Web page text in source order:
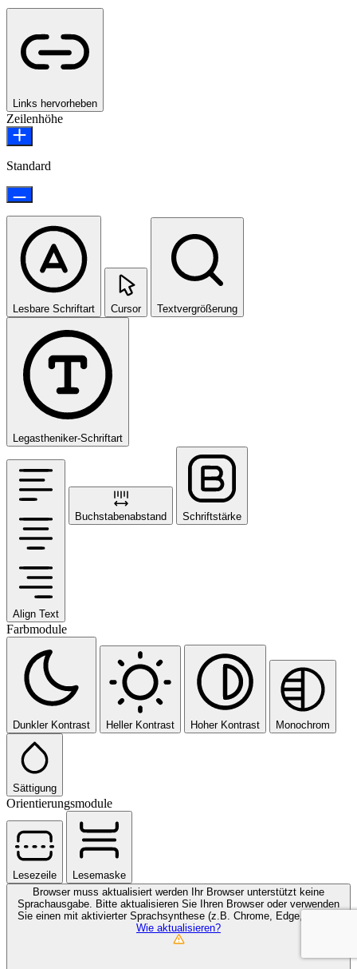
Links hervorheben
Zeilenhöhe
Standard
Lesbare Schriftart Cursor Textvergrößerung
Legastheniker-Schriftart
Align Text
Buchstabenabstand Schriftstärke
Farbmodule
Dunkler Kontrast Heller Kontrast Hoher Kontrast Monochrom
Sättigung
Orientierungsmodule
Lesezeile
Lesemaske
Browser muss aktualisiert werden
Ihr Browser unterstützt keine
Sprachausgabe. Bitte aktualisieren Sie Ihren Browser oder verwenden
Sie einen mit aktivierter Sprachsynthese (z.B. Chrome, Edge, Safari).
Wie aktualisieren?